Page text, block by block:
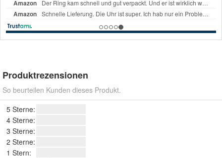
Produktrezensionen
So beurteilen Kunden dieses Produkt.
5 Sterne:
4 Sterne:
3 Sterne:
2 Sterne:
1 Stern: